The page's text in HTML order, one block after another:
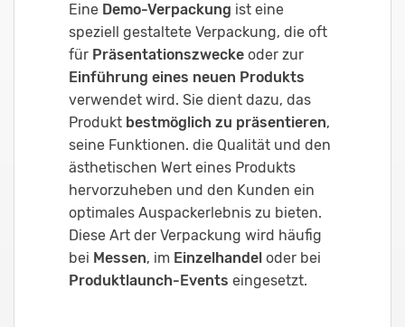
Eine Demo-Verpackung ist eine
speziell gestaltete Verpackung, die oft
für Präsentationszwecke oder zur
Einführung eines neuen Produkts
verwendet wird. Sie dient dazu, das
Produkt bestmöglich zu präsentieren,
seine Funktionen. die Qualität und den
ästhetischen Wert eines Produkts
hervorzuheben und den Kunden ein
optimales Auspackerlebnis zu bieten.
Diese Art der Verpackung wird häufig
bei Messen, im Einzelhandel oder bei
Produktlaunch-Events eingesetzt.